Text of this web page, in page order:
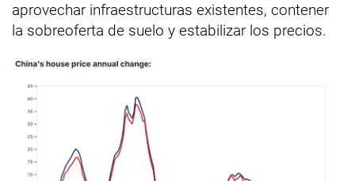
aprovechar infraestructuras existentes, contener
la sobreoferta de suelo y estabilizar los precios.